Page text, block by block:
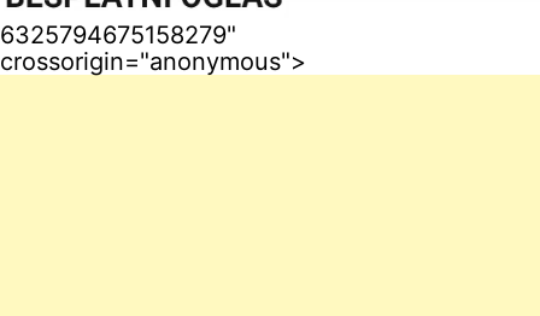
6325794675158279"
crossorigin="anonymous">